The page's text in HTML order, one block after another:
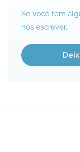
Se você tem
nos escrever.